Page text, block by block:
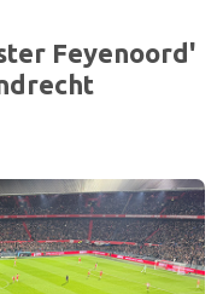
Feyenoord'